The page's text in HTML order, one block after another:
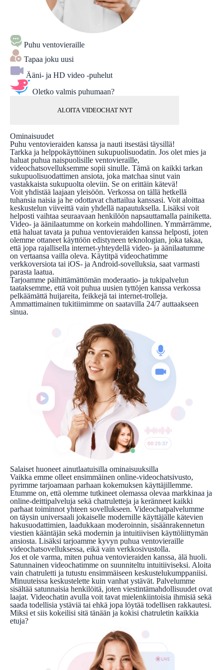
Puhu ventovieraille
Tapaa joku uusi
Ääni- ja HD video -puhelut
Oletko valmis puhumaan?
ALOITA VIDEOCHAT NYT
Ominaisuudet
Puhu ventovieraiden kanssa ja nauti itsestäsi täysillä!
Tarkka ja helppokäyttöinen sukupuolisuodatin. Jos olet mies ja
haluat puhua naispuolisille ventovieraille,
videochatsovelluksemme sopii sinulle. Tämä on kaikki tarkan
sukupuolisuodattimen ansiota, joka matchaa sinut vain
vastakkaista sukupuolta oleviin. Se on erittäin kätevä!
Voit yhdistää laajaan yleisöön. Verkossa on tällä hetkellä
tuhansia naisia ja he odottavat chattailua kanssasi. Voit aloittaa
keskustelun viiveittä vain yhdellä napautuksella. Lisäksi voit
helposti vaihtaa seuraavaan henkilöön napsauttamalla painiketta.
Video- ja äänilaatumme on korkein mahdollinen. Ymmärrämme,
että haluat tavata ja puhua ventovieraiden kanssa helposti, joten
olemme ottaneet käyttöön edistyneen teknologian, joka takaa,
että jopa rajallisella internet-yhteydellä video- ja äänilaatumme
on vertaansa vailla oleva. Käytitpä videochatimme
verkkoversiota tai iOS- ja Android-sovelluksia, saat varmasti
parasta laatua.
Tarjoamme päihittämättömän moderaatio- ja tukipalvelun
taataksemme, että voit puhua uusien tyttöjen kanssa verkossa
pelkäämättä huijareita, feikkejä tai internet-trolleja.
Ammattimainen tukitiimimme on saatavilla 24/7 auttaakseen
sinua.
Salaiset huoneet ainutlaatuisilla ominaisuuksilla
Vaikka emme olleet ensimmäinen online-videochatsivusto,
pyrimme tarjoamaan parhaan kokemuksen käyttäjillemme.
Etumme on, että olemme tutkineet olemassa olevaa markkinaa ja
online-deittipalveluja sekä chatruletteja ja keränneet kaikki
parhaat toiminnot yhteen sovellukseen. Videochatpalvelumme
on täysin universaali jokaiselle modernille käyttäjälle kätevien
hakusuodattimien, laadukkaan moderoinnin, sisäänrakennetun
viestien kääntäjän sekä modernin ja intuitiivisen käyttöliittymän
ansiosta. Lisäksi tarjoamme kyvyn puhua ventovieraille
videochatsovelluksessa, eikä vain verkkosivustolla.
Jos et ole varma, miten puhua ventovieraiden kanssa, älä huoli.
Satunnainen videochatimme on suunniteltu intuitiiviseksi. Aloita
vain chatruletti ja tutustu ensimmäiseen keskustelukumppaniisi.
Minuuteissa keskustelette kuin vanhat ystävät. Palvelumme
sisältää satunnaisia henkilöitä, joten viestintämahdollisuudet ovat
laajat. Videochatin avulla voit tavat mielenkiintoisia ihmisiä sekä
saada todellisia ystäviä tai ehkä jopa löytää todellisen rakkautesi.
Miksi et siis kokeilisi sitä tänään ja kokisi chatruletin kaikkia
etuja?